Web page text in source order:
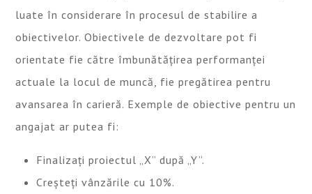
luate în considerare în procesul de stabilire a
obiectivelor. Obiectivele de dezvoltare pot fi
orientate fie către îmbunătățirea performanței
actuale la locul de muncă, fie pregătirea pentru
avansarea în carieră. Exemple de obiective pentru un
angajat ar putea fi:
Finalizați proiectul „X” după „Y”.
Creșteți vânzările cu 10%.